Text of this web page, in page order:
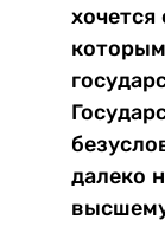
хочется
далеко